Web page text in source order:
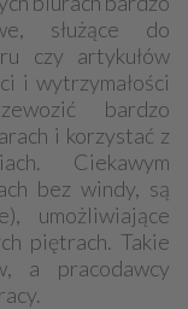
służące do
czy artykułów
i wytrzymałości
bardzo
i korzystać z
Ciekawym
bez windy, są
umożliwiające
piętrach. Takie
a pracodawcy